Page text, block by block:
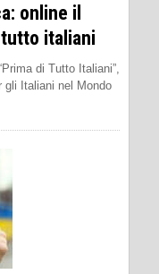
online il
italiani
di Tutto Italiani”,
gli Italiani nel Mondo